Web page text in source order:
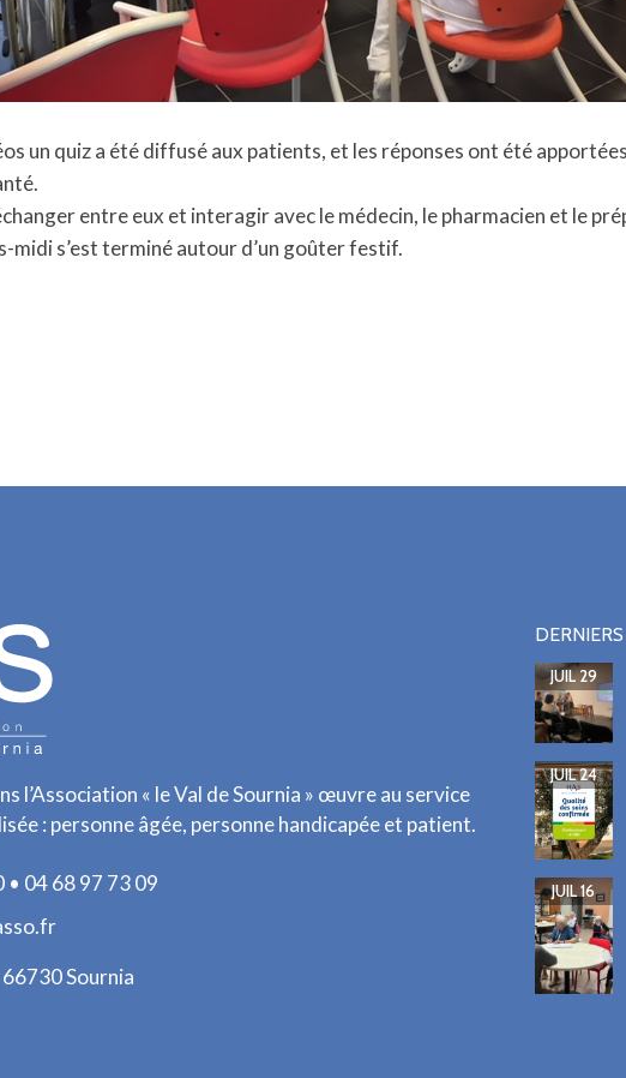
un quiz a été diffusé aux patients, et les réponses ont été
entre eux et interagir avec le médecin, le pharmacien et le
midi s’est terminé autour d’un goûter festif.
l’Association « le Val de Sournia » œuvre au service
: personne âgée, personne handicapée et patient.
• 04 68 97 73 09
66730 Sournia
JUIL 29
JUIL 24
JUIL 16